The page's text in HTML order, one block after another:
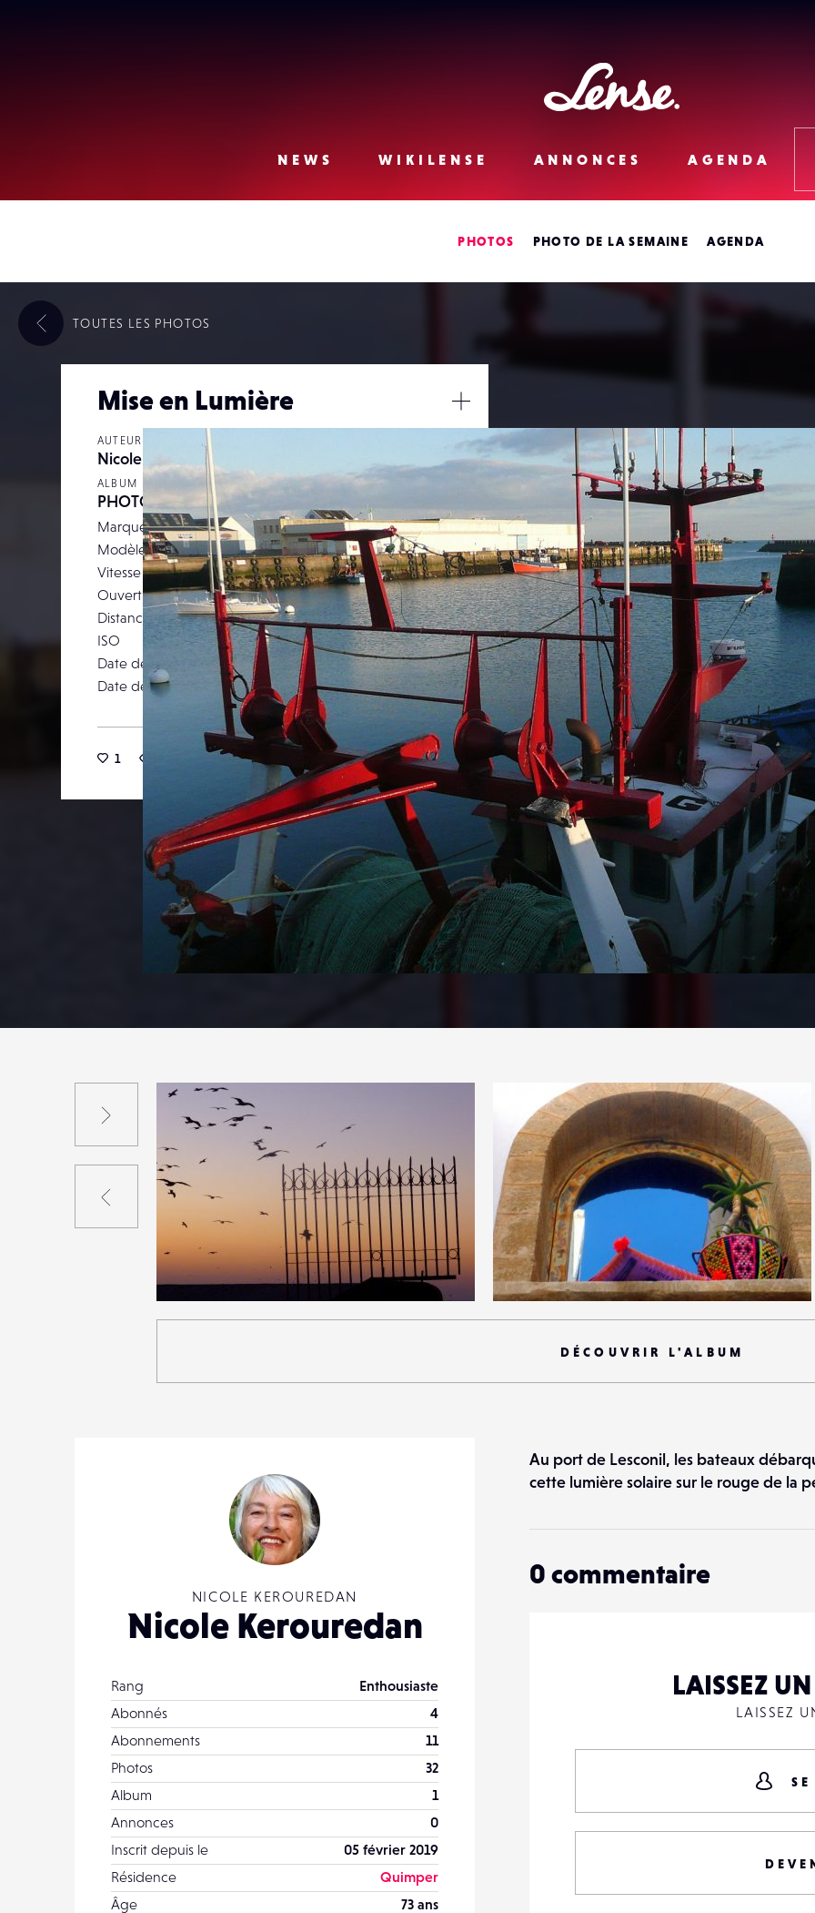
Lense
NEWS
WIKILENSE ANNONCES AGENDA
PHOTOS PHOTO DE LA SEMAINE AGENDA
Mise en Lumière
AUTEUR
Nicole Kerouredan
ALBUM
PHOTO DE LA SEMAINE
Marque
Panasonic
Modèle
DMC-TZ3
Vitesse d’obturation
1/800
Ouverture
3.3
Distance focale
4.6 mm
ISO
200
Date de prise de vue
24 janvier 2010
Date de publication
05 février 2019
1 0
/
Fermer
TOUTES LES PHOTOS
46
0
23
Suivant
Précédent
DÉCOUVRIR L'ALBUM
NICOLE KEROUREDAN
Nicole Kerouredan
Rang
Enthousiaste
Abonnés
4
Abonnements
11
Photos
32
Album
1
Annonces
0
Inscrit depuis le
05 février 2019
Résidence
Quimper
Âge
73 ans
Au port de Lesconil, les bateaux
cette lumière solaire sur le rouge de la
0 commentaire
LAISSEZ
LAISSEZ